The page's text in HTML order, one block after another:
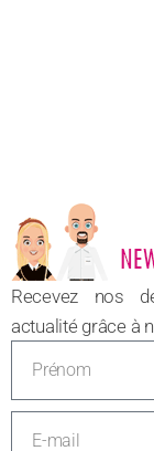
NOUVEAU
Recevez nos
actualité grâce à